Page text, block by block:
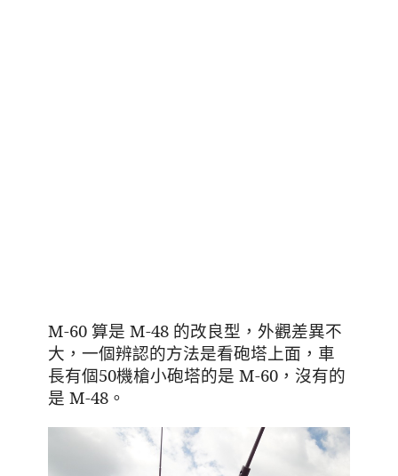
M-60 算是 M-48 的改良型 ，外觀差異不
大 ，一個辨認的方法是看砲塔上面 ，車
長有個50機槍小砲塔的是 M-60 ，沒有的
是 M-48 。